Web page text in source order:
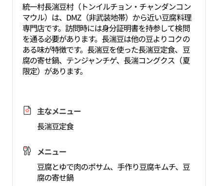
統一村長湍豆村（トンイルチョン・チャンダンコン
マウル）は、DMZ（非武装地帯）から近い豆腐料理
専門店です。訪問時には身分証明書を持参して検問
を通る必要があります。長湍豆は他の豆よりコクの
ある味が特徴です。長湍豆を使った長湍豆定食、豆
腐の寄せ鍋、テンジャンチゲ、長湍コングクス（夏
限定）があります。
主なメニュー
長湍豆定食
メニュー
豆腐とゆで肉のポサム、手作り豆腐キムチ、豆
腐の寄せ鍋